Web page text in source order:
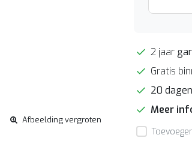
Afbeelding vergroten
2 jaar
Gratis
20 dagen
Meer